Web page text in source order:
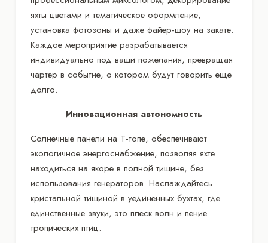
яхты цветами и тематическое оформление,
установка фотозоны и даже файер-шоу на закате.
Каждое мероприятие разрабатывается
индивидуально под ваши пожелания, превращая
чартер в событие, о котором будут говорить еще
долго.
Инновационная автономность
Солнечные панели на Т-топе, обеспечивают
экологичное энергоснабжение, позволяя яхте
находиться на якоре в полной тишине, без
использования генераторов. Наслаждайтесь
кристальной тишиной в уединенных бухтах, где
единственные звуки, это плеск волн и пение
тропических птиц.